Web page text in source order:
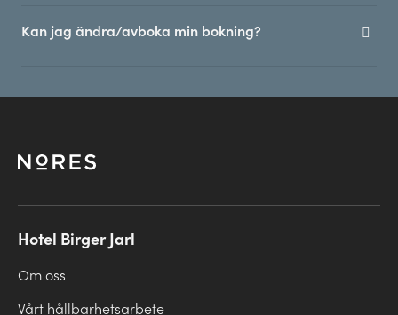
Kan jag ändra/avboka min bokning?
Hotel Birger Jarl
Om oss
Vårt hållbarhetsarbete